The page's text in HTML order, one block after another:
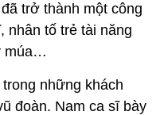
trở thành một công
nhân tố trẻ tài năng
múa…
trong những khách
đoàn. Nam ca sĩ bày